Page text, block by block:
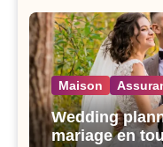
Maison
Wedding
mariage en